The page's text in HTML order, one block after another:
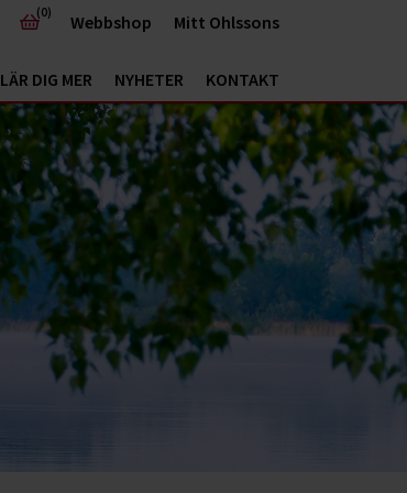
LÄR DIG MER NYHETER KONTAKT
(0) Webbshop Mitt Ohlssons